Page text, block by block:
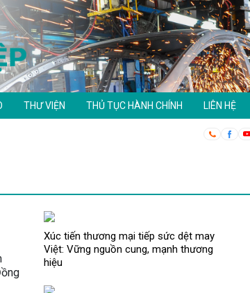
THƯ VIỆN THỦ TỤC HÀNH CHÍNH LIÊN HỆ
Xúc tiến thương mại tiếp sức dệt may
Việt: Vững nguồn cung, mạnh thương
hiệu